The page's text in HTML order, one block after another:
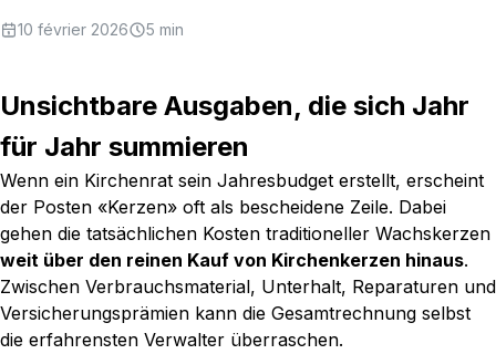
10 février 2026 5 min
Unsichtbare Ausgaben, die sich Jahr
für Jahr summieren
Wenn ein Kirchenrat sein Jahresbudget erstellt, erscheint
der Posten «Kerzen» oft als bescheidene Zeile. Dabei
gehen die tatsächlichen Kosten traditioneller Wachskerzen
weit über den reinen Kauf von Kirchenkerzen hinaus.
Zwischen Verbrauchsmaterial, Unterhalt, Reparaturen und
Versicherungsprämien kann die Gesamtrechnung selbst
die erfahrensten Verwalter überraschen.